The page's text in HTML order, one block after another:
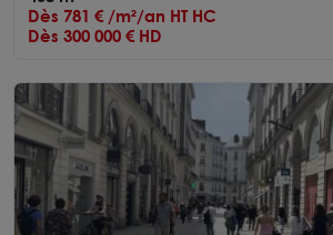
Dès 781 € /m²/an HT HC
Dès 300 000 € HD